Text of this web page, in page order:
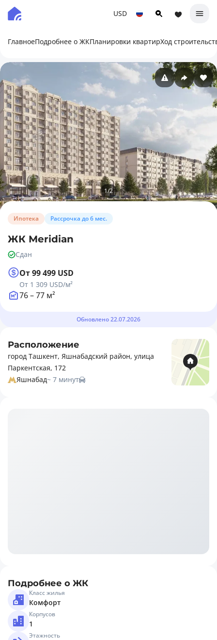
USD
ГлавноеПодробнее о ЖКПланировки квартирХод
1/2
Ипотека Рассрочка до 6 мес.
ЖК Meridian
Сдан
От 99 499 USD
От 1 309 USD/м²
76 – 77 м²
Обновлено 22.07.2026
Расположение
город Ташкент, Яшнабадский район, улица
Паркентская, 172
Яшнабад~ 7 минут
Подробнее о ЖК
Класс жилья
Комфорт
Корпусов
1
Этажность